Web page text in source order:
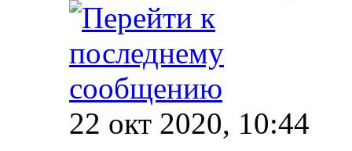
22 окт 2020, 10:44